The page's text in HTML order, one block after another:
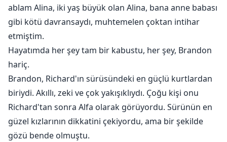
ablam Alina, iki yaş büyük olan Alina, bana anne babası
gibi kötü davransaydı, muhtemelen çoktan intihar
etmiştim.
Hayatımda her şey tam bir kabustu, her şey, Brandon
hariç.
Brandon, Richard'ın sürüsündeki en güçlü kurtlardan
biriydi. Akıllı, zeki ve çok yakışıklıydı. Çoğu kişi onu
Richard'tan sonra Alfa olarak görüyordu. Sürünün en
güzel kızlarının dikkatini çekiyordu, ama bir şekilde
gözü bende olmuştu.